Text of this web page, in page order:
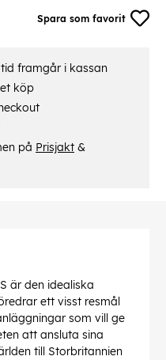
Spara som favorit
framgår i kassan
köp
på Prisjakt &
är den idealiska
ett visst resmål
som vill ge
att ansluta sina
till Storbritannien